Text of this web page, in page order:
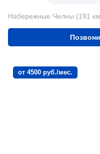
Набережные Челны (191
от 4500 руб./мес.